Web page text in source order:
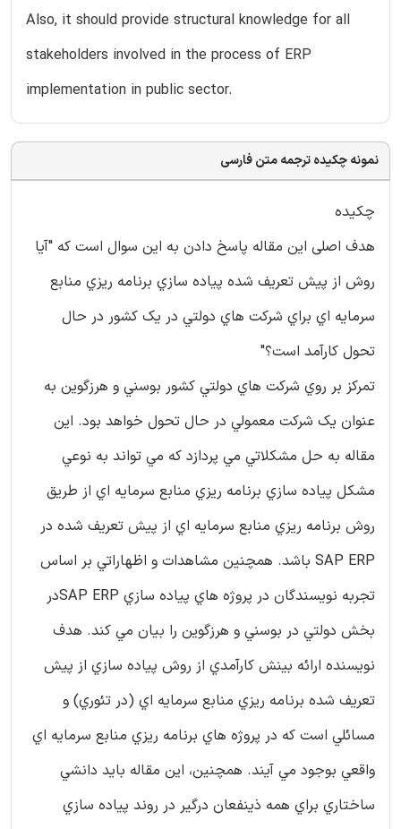
Also, it should provide structural knowledge for all
stakeholders involved in the process of ERP
implementation in public sector.
نمونه چکیده ترجمه متن فارسی
چكيده
هدف اصلی اين مقاله پاسخ دادن به اين سوال است كه "آيا
روش از پيش تعريف شده پياده سازي برنامه ريزي منابع
سرمايه اي براي شركت هاي دولتي در يك كشور در حال
تحول كارآمد است؟"
تمرکز بر روي شرکت هاي دولتي كشور بوسني و هرزگوين به
عنوان يك شركت معمولي در حال تحول خواهد بود. اين
مقاله به حل مشكلاتي مي پردازد كه مي تواند به نوعي
مشكل پياده سازي برنامه ريزي منابع سرمايه اي از طريق
روش برنامه ريزي منابع سرمايه اي از پيش تعريف شده در
SAP ERP باشد. همچنين مشاهدات و اظهاراتي بر اساس
تجربه نويسندگان در پروژه هاي پياده سازي SAP ERPدر
بخش دولتي در بوسني و هرزگوين را بيان مي كند. هدف
نويسنده ارائه بينش كارآمدي از روش پياده سازي از پيش
تعريف شده برنامه ريزي منابع سرمايه اي (در تئوري) و
مسائلي است که در پروژه هاي برنامه ريزي منابع سرمايه اي
واقعي بوجود مي آيند. همچنين، اين مقاله بايد دانشي
ساختاري براي همه ذينفعان درگير در روند پياده سازي